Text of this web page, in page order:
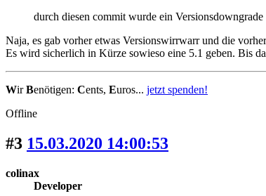
durch diesen commit wurde ein
Naja, es gab vorher etwas Versionswirrwarr und die
Es wird sicherlich in Kürze sowieso eine 5.1 geben. Bis
WirBenötigen: Cents, Euros... jetzt spenden!
Offline
#3 15.03.2020 14:00:53
colinax
Developer